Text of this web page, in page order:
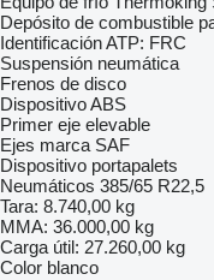
Depósito de combustible
Identificación ATP: FRC
Suspensión neumática
Frenos de disco
Dispositivo ABS
Primer eje elevable
Ejes marca SAF
Dispositivo portapalets
Neumáticos 385/65 R22,5
Tara: 8.740,00 kg
MMA: 36.000,00 kg
Carga útil: 27.260,00 kg
Color blanco